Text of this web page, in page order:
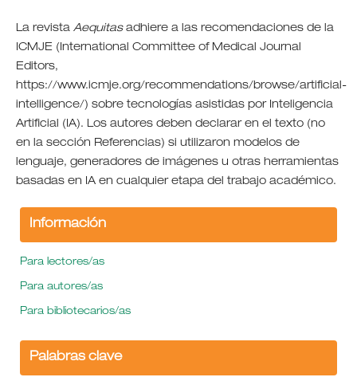
La revista Aequitas adhiere a las recomendaciones de la
ICMJE (International Committee of Medical Journal
Editors,
https://www.icmje.org/recommendations/browse/artificial-
intelligence/) sobre tecnologías asistidas por Inteligencia
Artificial (IA). Los autores deben declarar en el texto (no
en la sección Referencias) si utilizaron modelos de
lenguaje, generadores de imágenes u otras herramientas
basadas en IA en cualquier etapa del trabajo académico.
Información
Para lectores/as
Para autores/as
Para bibliotecarios/as
Palabras clave